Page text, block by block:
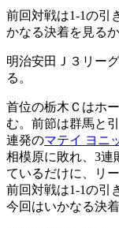
前回対戦は1-1の引
かなる決着を見るか
明治安田Ｊ３リー
る。
首位の栃木Ｃはホ
む。前節は群馬と
連発のマテイ ヨニ
相模原に敗れ、3連
ているだけに、リ
前回対戦は1-1の引
今回はいかなる決着